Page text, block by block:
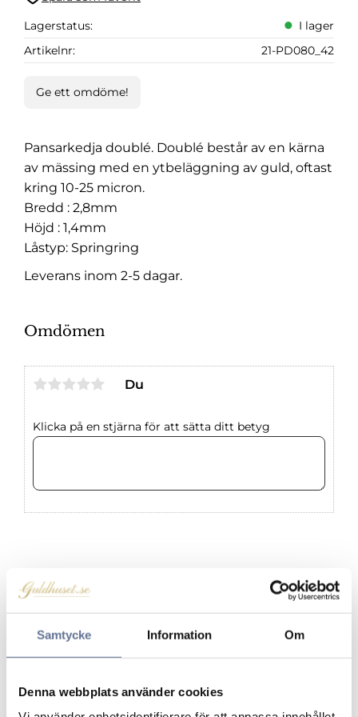
Samtycke Information Om
Denna webbplats använder cookies
Lägg till i favoriter
Lagerstatus
I lager
Artikelnr
21-PD080_42
Ge ett omdöme!
Pansarkedja doublé. Doublé består av en kärna
av mässing med en ytbeläggning av guld, oftast
kring 10-25 micron.
Bredd : 2,8mm
Höjd : 1,4mm
Låstyp: Springring
Leverans inom 2-5 dagar.
Omdömen
Du
Klicka på en stjärna för att sätta ditt betyg
Produkter från samma kategori
Lägg till i favoriter